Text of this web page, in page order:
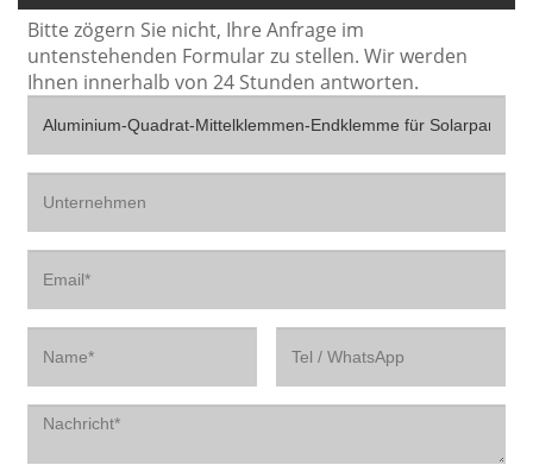
Bitte zögern Sie nicht, Ihre Anfrage im
untenstehenden Formular zu stellen. Wir werden
Ihnen innerhalb von 24 Stunden antworten.